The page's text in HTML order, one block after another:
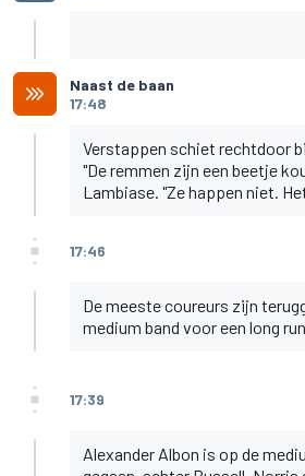
Naast de baan
17:48
Verstappen schiet rechtdoor
"De remmen zijn een beetje
Lambiase. "Ze happen niet.
17:46
De meeste coureurs zijn
medium band voor een long
17:39
Alexander Albon is op de